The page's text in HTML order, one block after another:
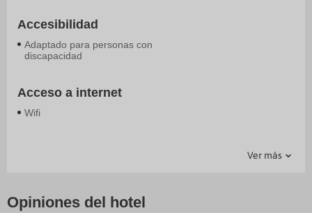
Accesibilidad
Adaptado para personas con
discapacidad
Acceso a internet
Wifi
Información turística
Ver más
Opiniones del hotel